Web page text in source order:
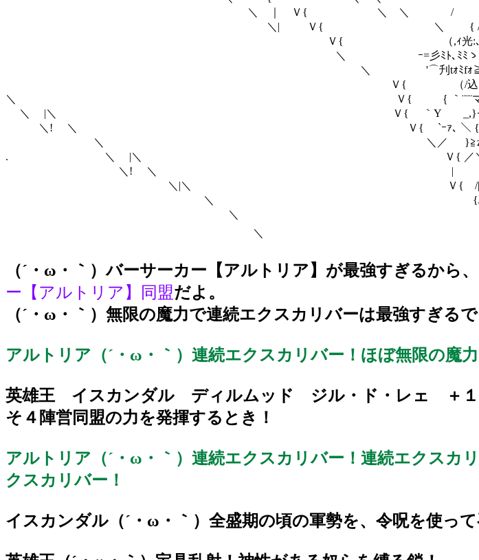
＼ ｜ Ｖ{ ＼ ＼ / 〃 〃 / / 全陣
＼| Ｖ{ ＼ { / 彡 〃 / / おらワクワ
Ｖ{ （,ｨ光:､γ 〃
＼ ｰ=彡ﾐﾄ､ﾐﾐゝ､＿彡
＼ '⌒刋tｫﾐfｫ≧=:､⌒ヽ /
Ｖ{ （/込 ｔｭ.ｲ彡）
＼ Ｖ{ ｛ ｀¨¨¨マ|kｱ〈
＼ |＼ Ｖ{ ｀Y _,}セイバ－=
＼! ＼ Ｖ{ `ｰｧ､ ＼ {У》
＼ ＼／ }≧zｽ´ | ＼ー
. ＼ |＼ Ｖ{ ／＼ ∧| }
＼! ＼ | ＼＿|} /＿_
＼|＼ Ｖ{ /| 〈_
＼ {/ l|/| ＼
＼ |/| ＼
＼ |/| ＼
（´・ω・｀）バーサーカー【アルトリア】が最強すぎるから
ー【アルトリア】同盟だよ。
（´・ω・｀）無限の魔力で連続エクスカリバーは最強すぎるで
アルトリア（´・ω・｀）連続エクスカリバー！ほぼ無限の魔力
英雄王 イスカンダル ディルムッド ジル・ド・レェ ＋１（
そ４陣営同盟の力を発揮するとき！
アルトリア（´・ω・｀）連続エクスカリバー！連続エクスカ
クスカリバー！
イスカンダル（´・ω・｀）全盛期の頃の軍勢を、令呪を使って